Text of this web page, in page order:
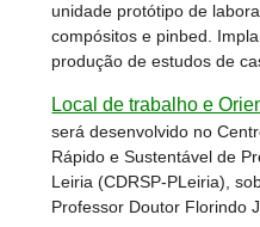
unidade protótipo de
compósitos e pinbed.
produção de estudos de
Local de trabalho e
será desenvolvido no
Rápido e Sustentável de
Leiria (CDRSP-PLeiria),
Professor Doutor Florindo